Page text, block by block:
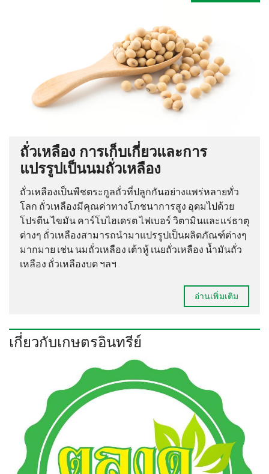
ถั่วเหลือง การเก็บเกี่ยวและการ
แปรรูปเป็นนมถั่วเหลือง
ถั่วเหลืองเป็นพืชตระกูลถั่วที่ปลูกกันอย่างแพร่หลายทั่ว
โลก ถั่วเหลืองมีคุณค่าทางโภชนาการสูง อุดมไปด้วย
โปรตีน ไขมัน คาร์โบไฮเดรต ไฟเบอร์ วิตามินและแร่ธาตุ
ต่างๆ ถั่วเหลืองสามารถนำมาแปรรูปเป็นผลิตภัณฑ์ต่างๆ
มากมาย เช่น นมถั่วเหลือง เต้าหู้ เนยถั่วเหลือง น้ำมันถั่ว
เหลือง ถั่วเหลืองบด ฯลฯ
อ่านเพิ่มเติม
เกี่ยวกับเกษตรอินทรีย์